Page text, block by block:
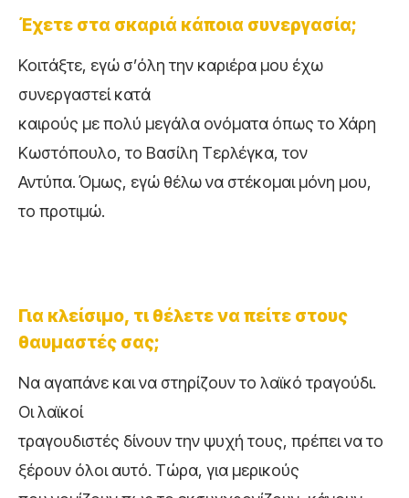
Έχετε στα σκαριά κάποια συνεργασία;
Κοιτάξτε, εγώ σ’όλη την καριέρα μου έχω
συνεργαστεί κατά
καιρούς με πολύ μεγάλα ονόματα όπως το Χάρη
Κωστόπουλο, το Βασίλη Τερλέγκα, τον
Αντύπα. Όμως, εγώ θέλω να στέκομαι μόνη μου,
το προτιμώ.
Για κλείσιμο, τι θέλετε να πείτε στους
θαυμαστές σας;
Να αγαπάνε και να στηρίζουν το λαϊκό τραγούδι.
Οι λαϊκοί
τραγουδιστές δίνουν την ψυχή τους, πρέπει να το
ξέρουν όλοι αυτό. Τώρα, για μερικούς